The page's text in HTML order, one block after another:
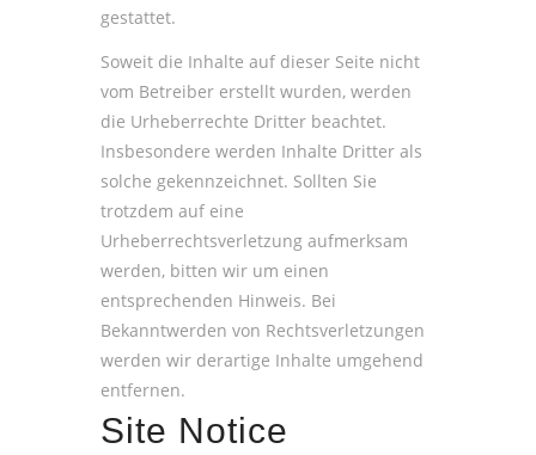
gestattet.
Soweit die Inhalte auf dieser Seite nicht
vom Betreiber erstellt wurden, werden
die Urheberrechte Dritter beachtet.
Insbesondere werden Inhalte Dritter als
solche gekennzeichnet. Sollten Sie
trotzdem auf eine
Urheberrechtsverletzung aufmerksam
werden, bitten wir um einen
entsprechenden Hinweis. Bei
Bekanntwerden von Rechtsverletzungen
werden wir derartige Inhalte umgehend
entfernen.
Site Notice